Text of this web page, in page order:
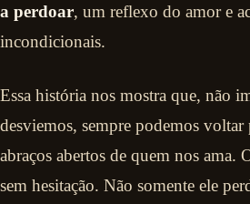
a perdoar, um reflexo do amor e
incondicionais.
Essa história nos mostra que, não
desviemos, sempre podemos voltar
abraços abertos de quem nos ama.
sem hesitação. Não somente ele